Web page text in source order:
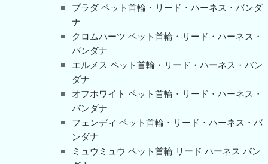
プラダ ペット首輪・リード・ハーネス・バンダ
ナ
クロムハーツ ペット首輪・リード・ハーネス・
バンダナ
エルメス ペット首輪・リード・ハーネス・バン
ダナ
オフホワイト ペット首輪・リード・ハーネス・
バンダナ
フェンディ ペット首輪・リード・ハーネス・バ
ンダナ
ミュウミュウ ペット首輪 リード ハーネス バン